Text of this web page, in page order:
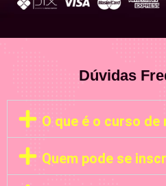
Dúvidas
O que é o curso de
Quem pode se